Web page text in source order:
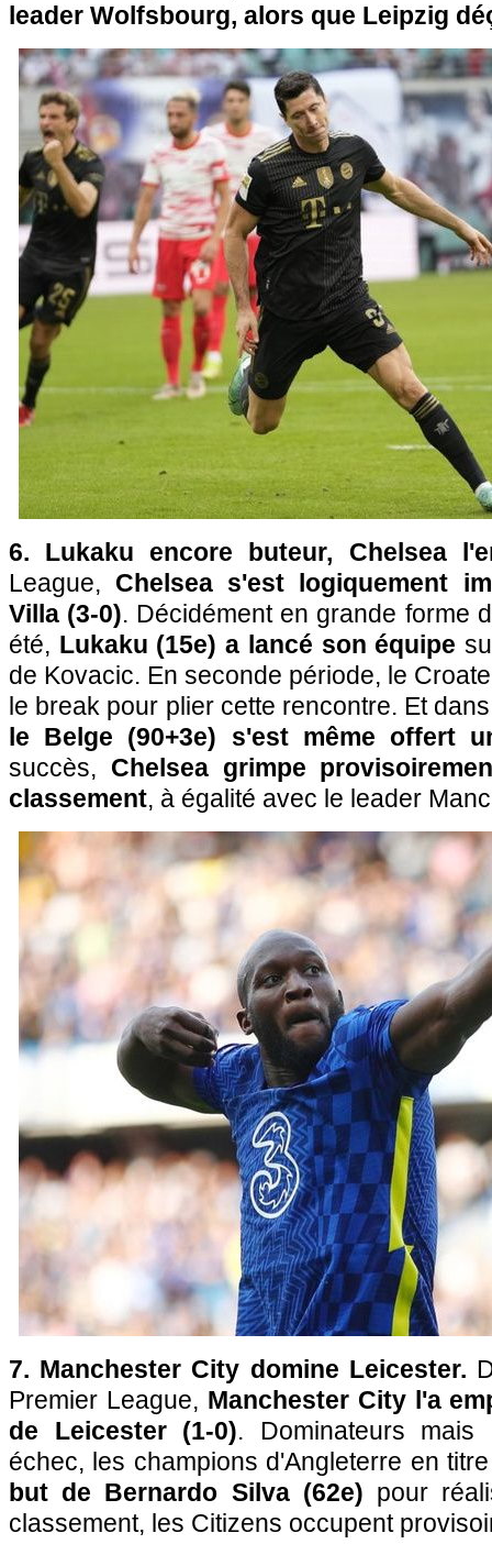
leader Wolfsbourg, alors que Leipzig
6. Lukaku encore buteur, Chelsea
League, Chelsea s'est logiquement
Villa (3-0). Décidément en grande forme
été, Lukaku (15e) a lancé son équipe
de Kovacic. En seconde période, le
le break pour plier cette rencontre. Et
le Belge (90+3e) s'est même offert
succès, Chelsea grimpe
classement, à égalité avec le leader
7. Manchester City domine Leicester.
Premier League, Manchester City l'a
de Leicester (1-0). Dominateurs mais
échec, les champions d'Angleterre en
but de Bernardo Silva (62e) pour
classement, les Citizens occupent